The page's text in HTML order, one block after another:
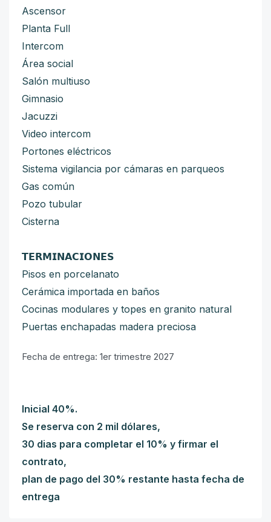
Ascensor
Planta Full
Intercom
Área social
Salón multiuso
Gimnasio
Jacuzzi
Video intercom
Portones eléctricos
Sistema vigilancia por cámaras en parqueos
Gas común
Pozo tubular
Cisterna
𝗧𝗘𝗥𝗠𝗜𝗡𝗔𝗖𝗜𝗢𝗡𝗘𝗦
Pisos en porcelanato
Cerámica importada en baños
Cocinas modulares y topes en granito natural
Puertas enchapadas madera preciosa
Fecha de entrega: 1er trimestre 2027
Inicial 40%.
Se reserva con 2 mil dólares,
30 dias para completar el 10% y firmar el
contrato,
plan de pago del 30% restante hasta fecha de
entrega